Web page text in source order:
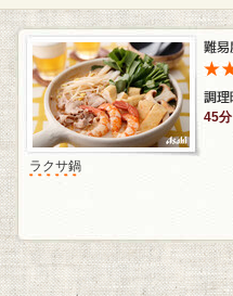
45分
ラクサ鍋